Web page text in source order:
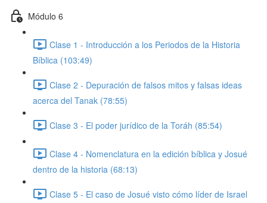
Módulo 6
Clase 1 - Introducción a los Periodos de la Historia
Bíblica (103:49)
Clase 2 - Depuración de falsos mitos y falsas ideas
acerca del Tanak (78:55)
Clase 3 - El poder jurídico de la Toráh (85:54)
Clase 4 - Nomenclatura en la edición bíblica y Josué
dentro de la historia (68:13)
Clase 5 - El caso de Josué visto cómo líder de Israel